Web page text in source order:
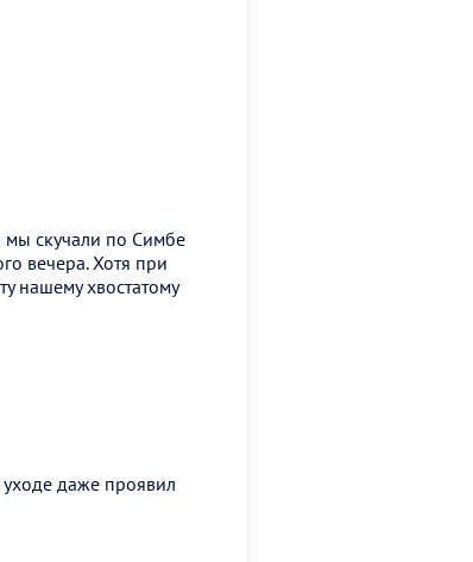
мы скучали по Симбе
вечера. Хотя при
нашему хвостатому
даже проявил